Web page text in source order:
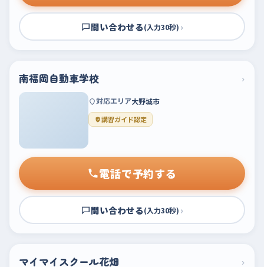
問い合わせる(入力30秒) ›
南福岡自動車学校 ›
対応エリア大野城市
講習ガイド認定
電話で予約する
問い合わせる(入力30秒) ›
マイマイスクール花畑 ›